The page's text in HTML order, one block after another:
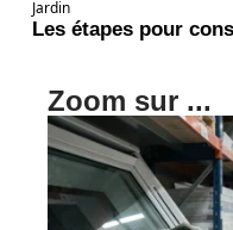
Jardin
Les étapes pour
Zoom sur ...